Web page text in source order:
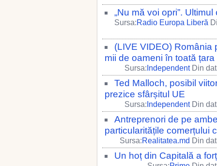
„Nu mă voi opri”.
Sursa:Radio Europa Liberă
(LIVE VIDEO) România
mii de oameni în toată țara
Sursa: IndependentDin
Ted Malloch, posibil
prezice sfârșitul UE
Sursa: IndependentDin
Antreprenori de pe
particularitățile comerțului
Sursa:Realitatea.md Din
Un hoț din Capitală a